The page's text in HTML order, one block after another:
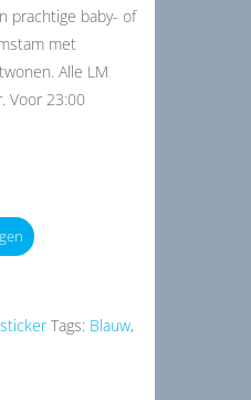
prachtige baby- of
met
Alle LM
Voor 23:00
Tags: Blauw,